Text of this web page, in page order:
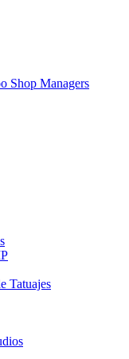
Shop Managers
Tatuajes